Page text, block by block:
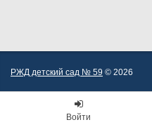
РЖД детский сад № 59 © 2026
Войти